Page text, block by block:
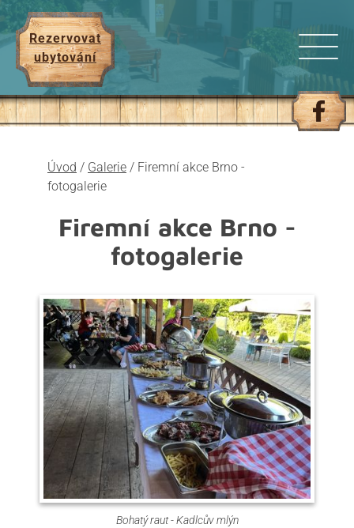
Rezervovat
ubytování
Úvod / Galerie / Firemní akce Brno -
fotogalerie
Firemní akce Brno -
fotogalerie
Bohatý raut - Kadlcův mlýn